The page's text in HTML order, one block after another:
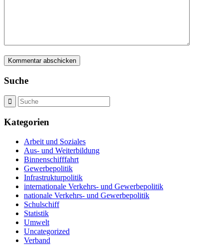
Suche
Kategorien
Arbeit und Soziales
Aus- und Weiterbildung
Binnenschifffahrt
Gewerbepolitik
Infrastrukturpolitik
internationale Verkehrs- und Gewerbepolitik
nationale Verkehrs- und Gewerbepolitik
Schulschiff
Statistik
Umwelt
Uncategorized
Verband